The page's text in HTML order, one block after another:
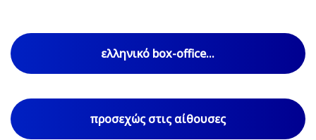
ελληνικό box-office...
προσεχώς στις αίθουσες